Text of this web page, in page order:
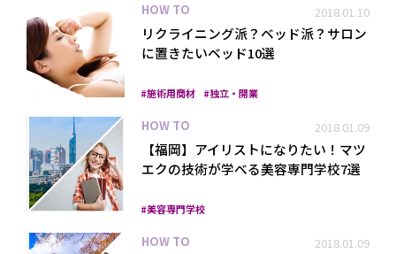
HOW TO 2018.01.10
リクライニング派？ベッド派？サロン
に置きたいベッド10選
施術用商材 独立・開業
HOW TO 2018.01.09
【福岡】アイリストになりたい！マツ
エクの技術が学べる美容専門学校7選
美容専門学校
HOW TO 2018.01.09